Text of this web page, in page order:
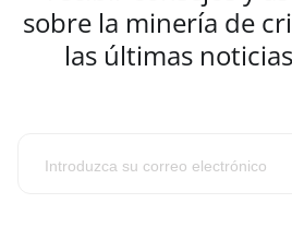
sobre la minería de
las últimas